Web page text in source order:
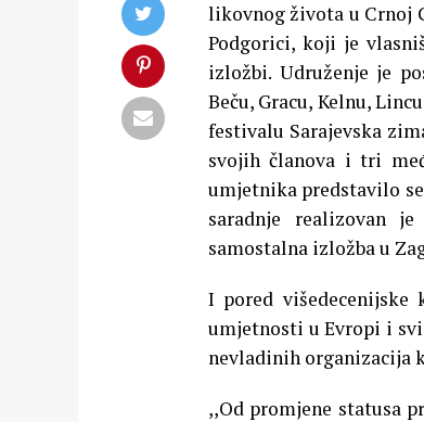
likovnog života u Crnoj
Podgorici, koji je
izložbi. Udruženje je
Beču, Gracu, Kelnu,
festivalu Sarajevska
svojih članova i tri
umjetnika predstavilo
saradnje realizovan
samostalna izložba u
I pored
umjetnosti u Evropi i
nevladinih organizacija
,,Od promjene statusa